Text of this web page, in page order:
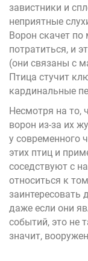
завистники и
неприятные
Ворон скачет
потратиться, и
(они связаны с
Птица стучит
кардинальные
Несмотря на то,
ворон из-за их
у современного
этих птиц и
соседствуют с
относиться к
даже если они
событий, это не
значит,